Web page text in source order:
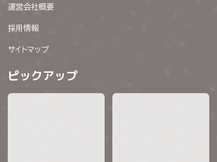
運営会社概要
採用情報
サイトマップ
ピックアップ